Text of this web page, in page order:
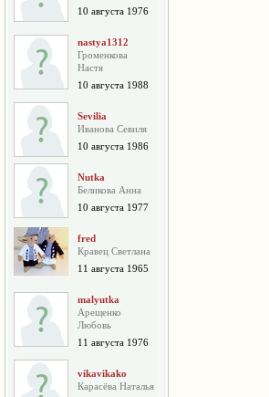
10 августа 1976
nastya1312
Громенкова
Настя
10 августа 1988
Sevilia
Иванова Севиля
10 августа 1986
Nutka
Беликова Анна
10 августа 1977
fred
Кравец Светлана
11 августа 1965
malyutka
Арещенко
Любовь
11 августа 1976
vikavikako
Карасёва Наталья